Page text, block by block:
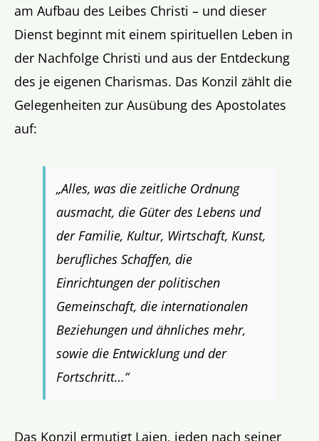
am Aufbau des Leibes Christi – und dieser
Dienst beginnt mit einem spirituellen Leben in
der Nachfolge Christi und aus der Entdeckung
des je eigenen Charismas. Das Konzil zählt die
Gelegenheiten zur Ausübung des Apostolates
auf:
„Alles, was die zeitliche Ordnung
ausmacht, die Güter des Lebens und
der Familie, Kultur, Wirtschaft, Kunst,
berufliches Schaffen, die
Einrichtungen der politischen
Gemeinschaft, die internationalen
Beziehungen und ähnliches mehr,
sowie die Entwicklung und der
Fortschritt…“
Das Konzil ermutigt Laien, jeden nach seiner